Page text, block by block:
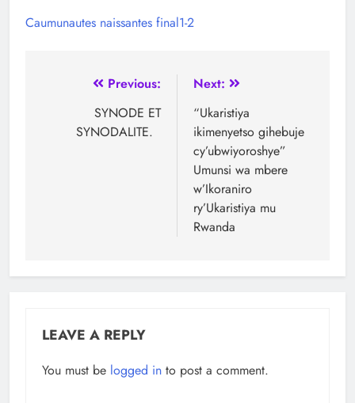
Caumunautes naissantes final1-2
Previous:
SYNODE ET
SYNODALITE.
Next:
“Ukaristiya
ikimenyetso gihebuje
cy’ubwiyoroshye”
Umunsi wa mbere
w’Ikoraniro
ry’Ukaristiya mu
Rwanda
LEAVE A REPLY
You must be logged in to post a comment.